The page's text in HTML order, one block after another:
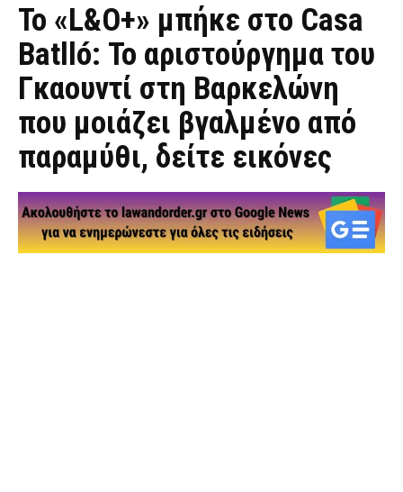
Το «L&O+» μπήκε στο Casa
Batlló: Το αριστούργημα του
Γκαουντί στη Βαρκελώνη
που μοιάζει βγαλμένο από
παραμύθι, δείτε εικόνες